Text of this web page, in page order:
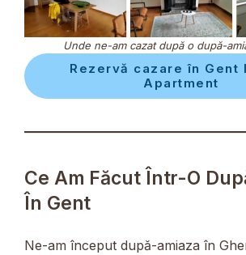
Unde ne-am cazat după o după-
Rezervă cazare în Gent
Apartment
Ce Am Făcut Într-O
În Gent
Ne-am început după-amiaza în